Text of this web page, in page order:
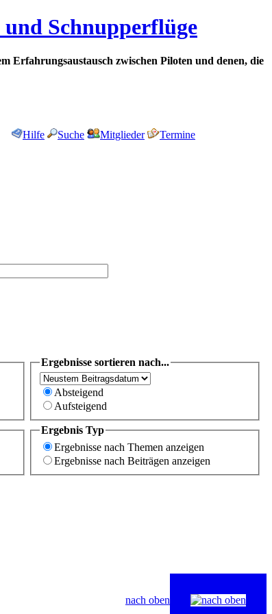
Schnupperflüge
Erfahrungsaustausch zwischen Piloten und denen, die
Hilfe Suche Mitglieder Termine
Ergebnisse sortieren nach...
Absteigend
Aufsteigend
Ergebnis Typ
Ergebnisse nach Themen anzeigen
Ergebnisse nach Beiträgen anzeigen
nach oben